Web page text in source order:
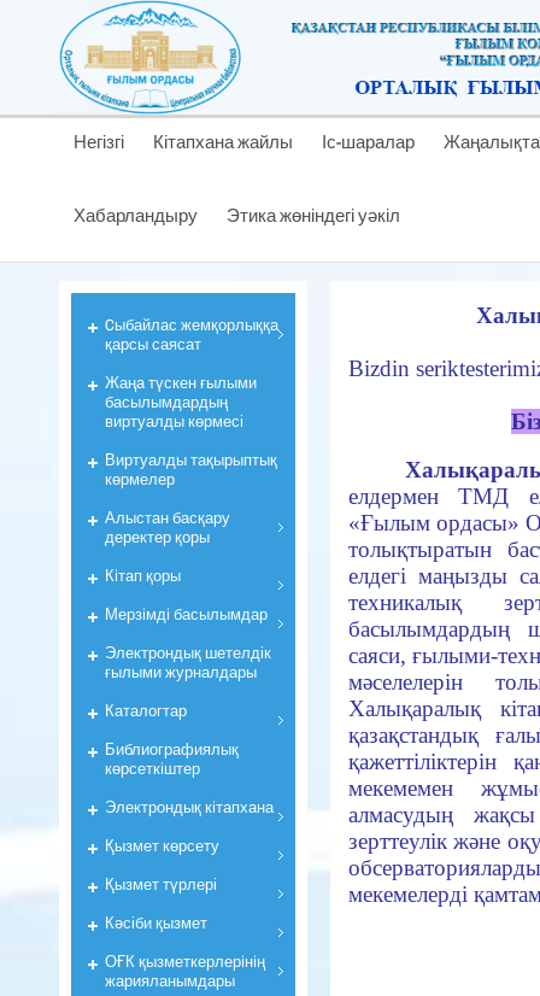
Негізгі Кітапхана жайлы Іс-шаралар
Хабарландыру Этика жөніндегі уәкіл
Bizdin
елдермен ТМД
«Ғылым ордасы»
толықтыратын
елдегі маңызды
техникалық
басылымдардың
саяси, ғылыми-
мәселелерін
Халықаралық
қазақстандық
қажеттіліктерін
мекемемен
алмасудың
зерттеулік және
мекемелерді
Cыбайлас жемқорлыққа
қарсы саясат
Жаңа түскен ғылыми
басылымдардың
виртуалды көрмесі
Виртуалды тақырыптық
көрмелер
Алыстан басқару
деректер қоры
Кiтап қоры
Мерзiмдi басылымдар
Электрондық шетелдік
ғылыми журналдары
Каталогтар
Библиографиялық
көрсеткiштер
Электрондық кiтапхана
Қызмет көрсету
Қызмет түрлері
Кәсіби қызмет
ОҒК қызметкерлерiнiң
жарияланымдары